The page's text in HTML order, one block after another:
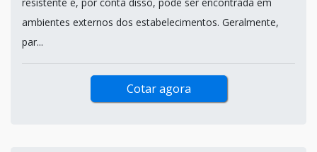
ambientes externos dos estabelecimentos. Geralmente,
par...
Cotar agora